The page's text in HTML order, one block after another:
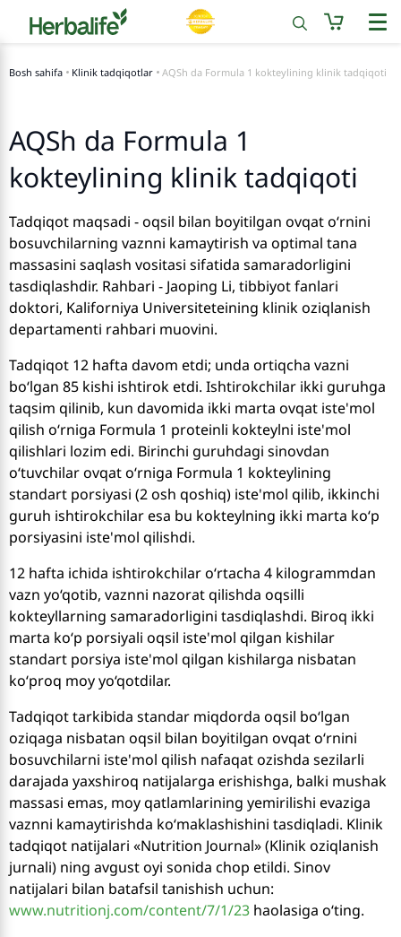
Bosh sahifa Klinik tadqiqotlar AQSh da Formula 1 kokteylining klinik tadqiqoti
AQSh da Formula 1
kokteylining klinik tadqiqoti
Tadqiqot maqsadi - oqsil bilan boyitilgan ovqat o‘rnini
bosuvchilarning vaznni kamaytirish va optimal tana
massasini saqlash vositasi sifatida samaradorligini
tasdiqlashdir. Rahbari - Jaoping Li, tibbiyot fanlari
doktori, Kaliforniya Universiteteining klinik oziqlanish
departamenti rahbari muovini.
Tadqiqot 12 hafta davom etdi; unda ortiqcha vazni
bo‘lgan 85 kishi ishtirok etdi. Ishtirokchilar ikki guruhga
taqsim qilinib, kun davomida ikki marta ovqat iste'mol
qilish o‘rniga Formula 1 proteinli kokteylni iste'mol
qilishlari lozim edi. Birinchi guruhdagi sinovdan
o‘tuvchilar ovqat o‘rniga Formula 1 kokteylining
standart porsiyasi (2 osh qoshiq) iste'mol qilib, ikkinchi
guruh ishtirokchilar esa bu kokteylning ikki marta ko‘p
porsiyasini iste'mol qilishdi.
12 hafta ichida ishtirokchilar o‘rtacha 4 kilogrammdan
vazn yo‘qotib, vaznni nazorat qilishda oqsilli
kokteyllarning samaradorligini tasdiqlashdi. Biroq ikki
marta ko‘p porsiyali oqsil iste'mol qilgan kishilar
standart porsiya iste'mol qilgan kishilarga nisbatan
ko‘proq moy yo‘qotdilar.
Tadqiqot tarkibida standar miqdorda oqsil bo‘lgan
oziqaga nisbatan oqsil bilan boyitilgan ovqat o‘rnini
bosuvchilarni iste'mol qilish nafaqat ozishda sezilarli
darajada yaxshiroq natijalarga erishishga, balki mushak
massasi emas, moy qatlamlarining yemirilishi evaziga
vaznni kamaytirishda ko‘maklashishini tasdiqladi. Klinik
tadqiqot natijalari «Nutrition Journal» (Klinik oziqlanish
jurnali) ning avgust oyi sonida chop etildi. Sinov
natijalari bilan batafsil tanishish uchun:
www.nutritionj.com/content/7/1/23 haolasiga o‘ting.